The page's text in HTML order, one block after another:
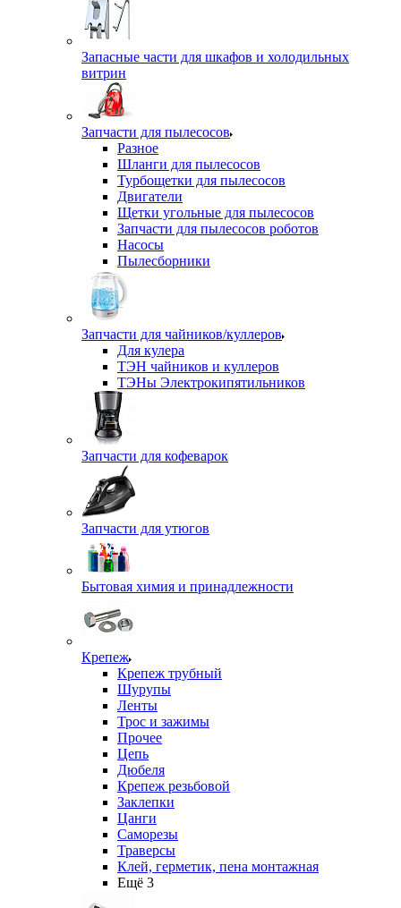
Запасные части для шкафов и холодильных
витрин
Запчасти для пылесосов
Разное
Шланги для пылесосов
Турбощетки для пылесосов
Двигатели
Щетки угольные для пылесосов
Запчасти для пылесосов роботов
Насосы
Пылесборники
Запчасти для чайников/куллеров
Для кулера
ТЭН чайников и куллеров
ТЭНы Электрокипятильников
Запчасти для кофеварок
Запчасти для утюгов
Бытовая химия и принадлежности
Крепеж
Крепеж трубный
Шурупы
Ленты
Трос и зажимы
Прочее
Цепь
Дюбеля
Крепеж резьбовой
Заклепки
Цанги
Саморезы
Траверсы
Клей, герметик, пена монтажная
Ещё 3